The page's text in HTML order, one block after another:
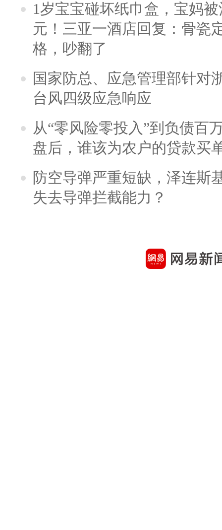
1岁宝宝碰坏纸巾盒，宝妈
元！三亚一酒店回复：骨瓷
格，吵翻了
国家防总、应急管理部针对
台风四级应急响应
从“零风险零投入”到负债百
盘后，谁该为农户的贷款买
防空导弹严重短缺，泽连斯
失去导弹拦截能力？